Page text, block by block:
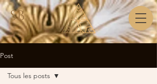
SB
Post
Tous les posts